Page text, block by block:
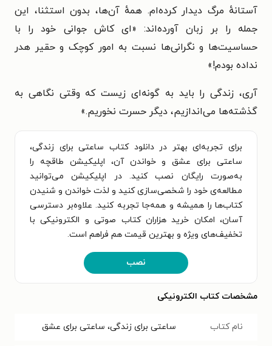
آستانهٔ مرگ دیدار کرده‌ام. همهٔ آن‌ها، بدون استثنا، این
جمله را بر زبان آورده‌اند: «ای کاش جوانی خود را با
حساسیت‌ها و نگرانی‌ها نسبت به امور کوچک و حقیر هدر
نداده بودم!»
آری، زندگی را باید به گونه‌ای زیست که وقتی نگاهی به
گذشته‌ها می‌اندازیم، دیگر حسرت نخوریم.»
برای تجربه‌ای بهتر در دانلود کتاب ساعتی برای زندگی،
ساعتی برای عشق و خواندن آن، اپلیکیشن طاقچه را
به‌صورت رایگان نصب کنید. در اپلیکیشن می‌توانید
مطالعه‌ی خود را شخصی‌سازی کنید و لذت خواندن و شنیدن
کتاب‌ها را همیشه و همه‌جا تجربه کنید. علاوه‌بر دسترسی
آسان، امکان خرید هزاران کتاب صوتی و الکترونیکی با
تخفیف‌های ویژه و بهترین قیمت هم فراهم است.
نصب
مشخصات کتاب الکترونیکی
نام کتاب ساعتی برای زندگی، ساعتی برای عشق